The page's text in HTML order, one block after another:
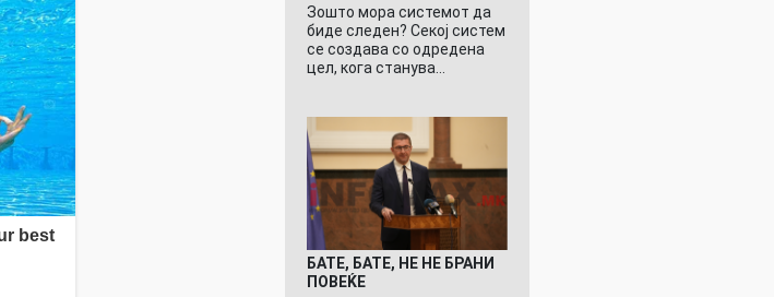
Зошто мора системот да
биде следен? Секој систем
се создава со одредена
цел, кога станува…
БАТЕ, БАТЕ, НЕ НЕ БРАНИ
ПОВЕЌЕ